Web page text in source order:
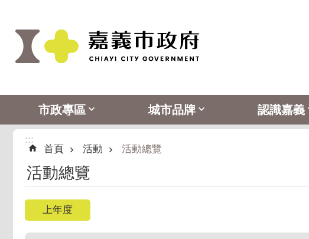
市政專區 城市品牌 認識嘉義
:::
首頁
活動 活動總覽
活動總覽